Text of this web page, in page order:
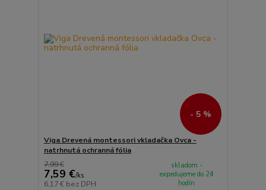
- 5 %
Viga Drevená montessori vkladačka Ovca -
natrhnutá ochranná fólia
7,99 €
7,59 €/ks
6,17 € bez DPH
skladom -
expedujeme do 24
hodín